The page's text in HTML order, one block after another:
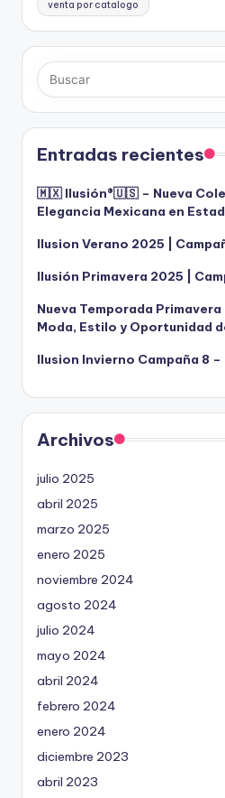
venta por catalogo
Entradas recientes
🇲🇽 Ilusión®️🇺🇸 – Nueva
Elegancia Mexicana en
Ilusion Verano 2025 |
Ilusión Primavera 2025 |
Nueva Temporada
Moda, Estilo y Oportunidad
Ilusion Invierno Campaña 8
Archivos
julio 2025
abril 2025
marzo 2025
enero 2025
noviembre 2024
agosto 2024
julio 2024
mayo 2024
abril 2024
febrero 2024
enero 2024
diciembre 2023
abril 2023